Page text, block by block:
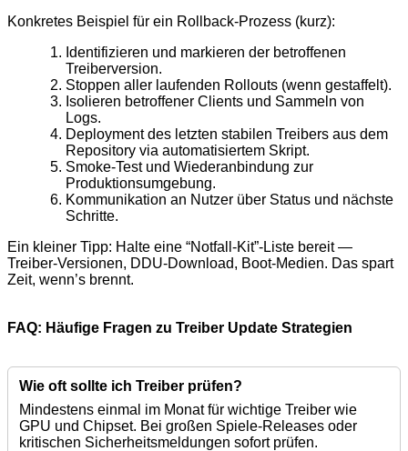
Konkretes Beispiel für ein Rollback-Prozess (kurz):
Identifizieren und markieren der betroffenen
Treiberversion.
Stoppen aller laufenden Rollouts (wenn gestaffelt).
Isolieren betroffener Clients und Sammeln von
Logs.
Deployment des letzten stabilen Treibers aus dem
Repository via automatisiertem Skript.
Smoke-Test und Wiederanbindung zur
Produktionsumgebung.
Kommunikation an Nutzer über Status und nächste
Schritte.
Ein kleiner Tipp: Halte eine “Notfall-Kit”-Liste bereit —
Treiber-Versionen, DDU-Download, Boot-Medien. Das spart
Zeit, wenn’s brennt.
FAQ: Häufige Fragen zu Treiber Update Strategien
Wie oft sollte ich Treiber prüfen?
Mindestens einmal im Monat für wichtige Treiber wie
GPU und Chipset. Bei großen Spiele-Releases oder
kritischen Sicherheitsmeldungen sofort prüfen.